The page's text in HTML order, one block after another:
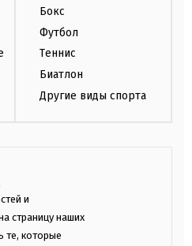
Бокс
Футбол
Теннис
Биатлон
Другие виды спорта
и
страницу наших
те, которые